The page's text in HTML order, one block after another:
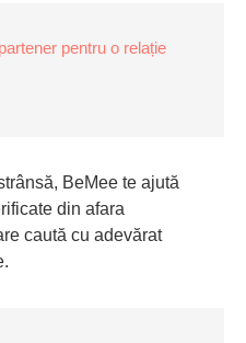
pentru o relație
BeMee te ajută
din afara
caută cu adevărat